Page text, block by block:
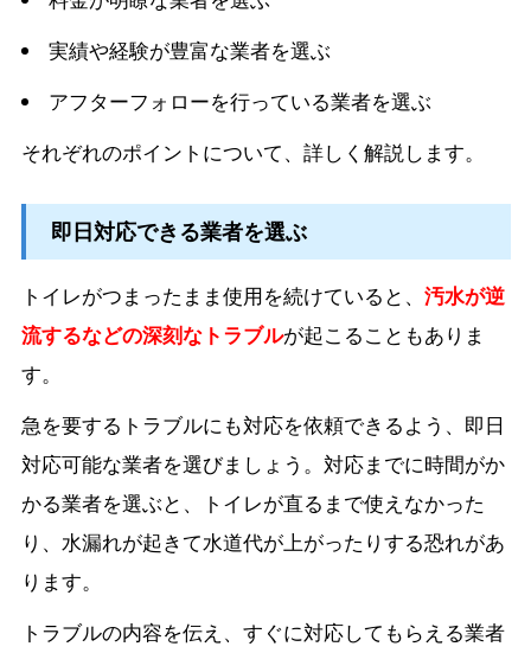
実績や経験が豊富な業者を選ぶ
アフターフォローを行っている業者を選ぶ
それぞれのポイントについて、詳しく解説します。
即日対応できる業者を選ぶ
トイレがつまったまま使用を続けていると、 汚水が逆
流するなどの深刻なトラブルが起こることもありま
す。
急を要するトラブルにも対応を依頼できるよう、即日
対応可能な業者を選びましょう。対応までに時間がか
かる業者を選ぶと、トイレが直るまで使えなかった
り、水漏れが起きて水道代が上がったりする恐れがあ
ります。
トラブルの内容を伝え、すぐに対応してもらえる業者